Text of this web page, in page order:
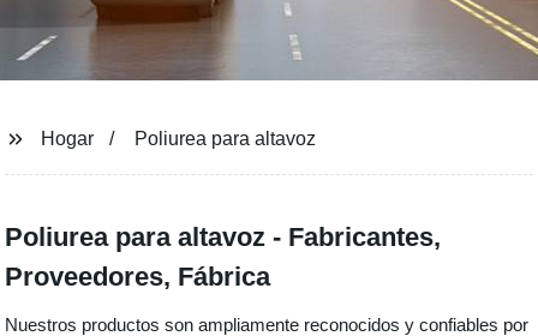
Hogar Poliurea para altavoz
Poliurea para altavoz - Fabricantes,
Proveedores, Fábrica
Nuestros productos son ampliamente reconocidos y confiables por